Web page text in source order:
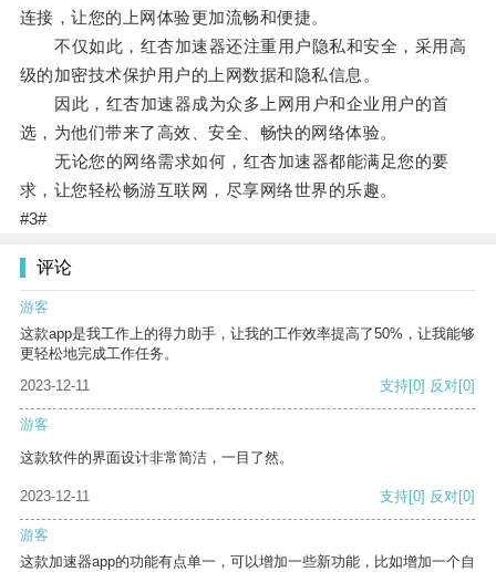
连接，让您的上网体验更加流畅和便捷。
不仅如此，红杏加速器还注重用户隐私和安全，采用高
级的加密技术保护用户的上网数据和隐私信息。
因此，红杏加速器成为众多上网用户和企业用户的首
选，为他们带来了高效、安全、畅快的网络体验。
无论您的网络需求如何，红杏加速器都能满足您的要
求，让您轻松畅游互联网，尽享网络世界的乐趣。
#3#
评论
游客
这款app是我工作上的得力助手，让我的工作效率提高了50%，让我能够
更轻松地完成工作任务。
2023-12-11
支持[0] 反对[0]
游客
这款软件的界面设计非常简洁，一目了然。
2023-12-11 支持[0] 反对[0]
游客
这款加速器app的功能有点单一，可以增加一些新功能，比如增加一个自